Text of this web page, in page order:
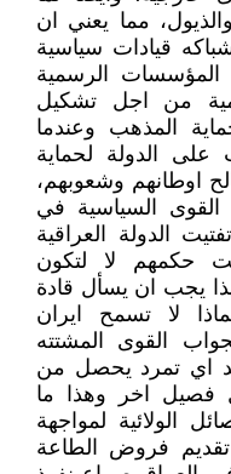
مما يعني ان
قيادات سياسية
المؤسسات الرسمية
من اجل تشكيل
المذهب وعندما
الدولة لحماية
اوطانهم وشعوبهم،
السياسية في
الدولة العراقية
حكمهم لا لتكون
يجب ان يسأل قادة
لا تسمح ايران
القوى المشتته
اي تمرد يحصل من
اخر وهذا ما
الولائية لمواجهة
فروض الطاعة